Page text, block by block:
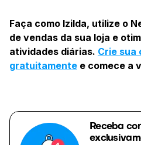
Faça como Izilda, utilize o
de vendas da sua loja e
atividades diárias. Crie sua
gratuitamente e comece a
Receba